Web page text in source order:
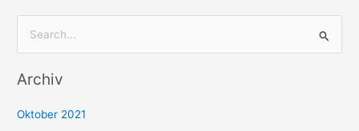
c
Archiv
Oktober 2021